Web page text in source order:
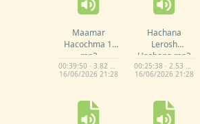
Hachana
Lerosh
Hashana. mp3
00:25:38 · 2.53 MB
16/06/2026 21:28
Maamar
Hacochma 1.
mp3
00:39:50 · 3.82 MB
16/06/2026 21:28